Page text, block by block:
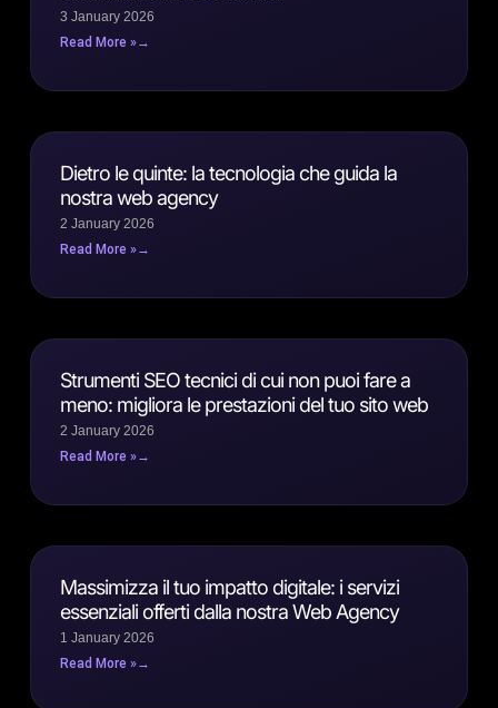
3 January 2026
Read More »
Dietro le quinte: la tecnologia che guida la
nostra web agency
2 January 2026
Read More »
Strumenti SEO tecnici di cui non puoi fare a
meno: migliora le prestazioni del tuo sito web
2 January 2026
Read More »
Massimizza il tuo impatto digitale: i servizi
essenziali offerti dalla nostra Web Agency
1 January 2026
Read More »